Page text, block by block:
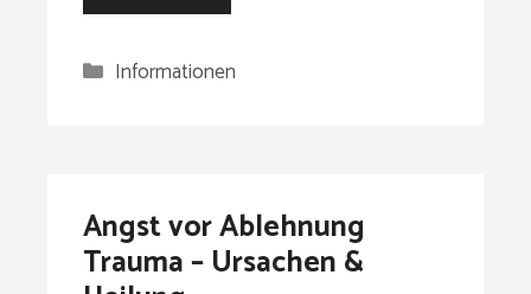
Kategorien
Informationen
Angst vor Ablehnung
Trauma – Ursachen &